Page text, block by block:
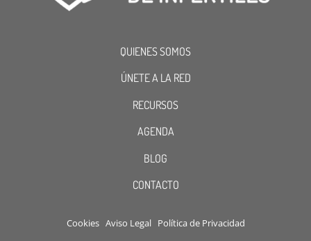
QUIENES SOMOS
ÚNETE A LA RED
RECURSOS
AGENDA
BLOG
CONTACTO
Cookies Aviso Legal Política de Privacidad